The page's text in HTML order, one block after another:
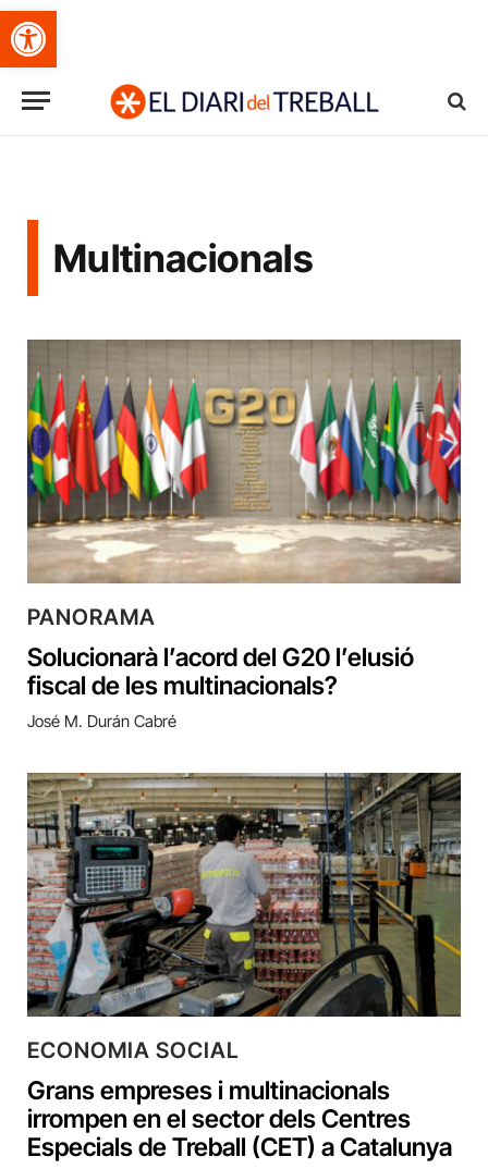
Obre la barra d'eines
Multinacionals
PANORAMA
Solucionarà l’acord del G20 l’elusió
fiscal de les multinacionals?
José M. Durán Cabré
ECONOMIA SOCIAL
Grans empreses i multinacionals
irrompen en el sector dels Centres
Especials de Treball (CET) a Catalunya